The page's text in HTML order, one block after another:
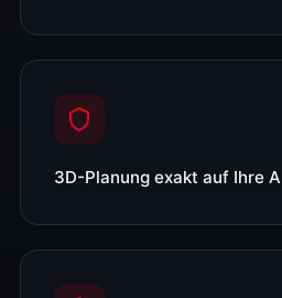
3D-Planung exakt auf Ihre